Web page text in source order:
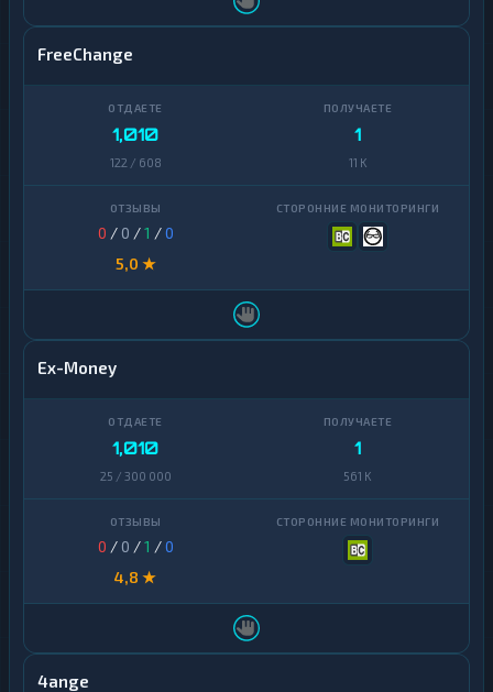
FreeChange
1,010
122 / 608
1
11 K
0 / 0 /1 /0
5,0 ★
Ex-Money
1,010
25 / 300 000
1
561 K
0 / 0 /1 /0
4,8 ★
4ange